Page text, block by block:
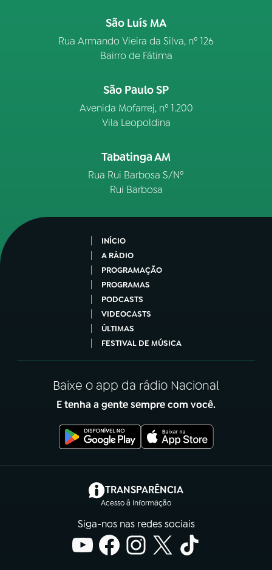
São Luís MA
Rua Armando Vieira da Silva, nº 126
Bairro de Fátima
São Paulo SP
Avenida Mofarrej, nº 1.200
Vila Leopoldina
Tabatinga AM
Rua Rui Barbosa S/Nº
Rui Barbosa
INÍCIO
A RÁDIO
PROGRAMAÇÃO
PROGRAMAS
PODCASTS
VIDEOCASTS
ÚLTIMAS
FESTIVAL DE MÚSICA
Baixe o app da rádio Nacional
E tenha a gente sempre com você.
TRANSPARÊNCIA
Acesso à Informação
(abre em nova aba)
Siga-nos nas redes sociais